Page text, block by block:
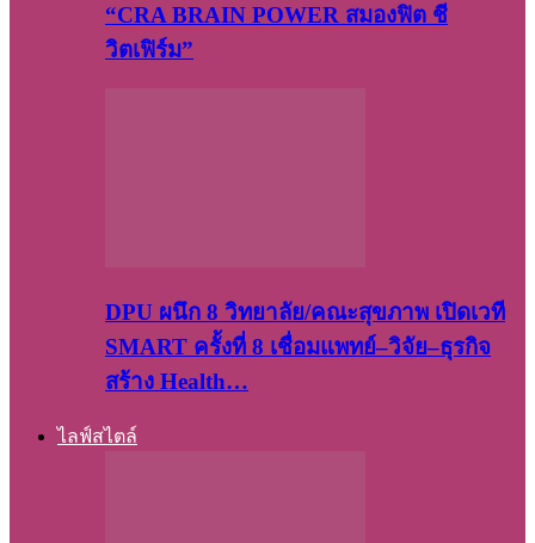
“CRA BRAIN POWER สมองฟิต ชี
วิตเฟิร์ม”
DPU ผนึก 8 วิทยาลัย/คณะสุขภาพ เปิดเวที
SMART ครั้งที่ 8 เชื่อมแพทย์–วิจัย–ธุรกิจ
สร้าง Health…
ไลฟ์สไตล์